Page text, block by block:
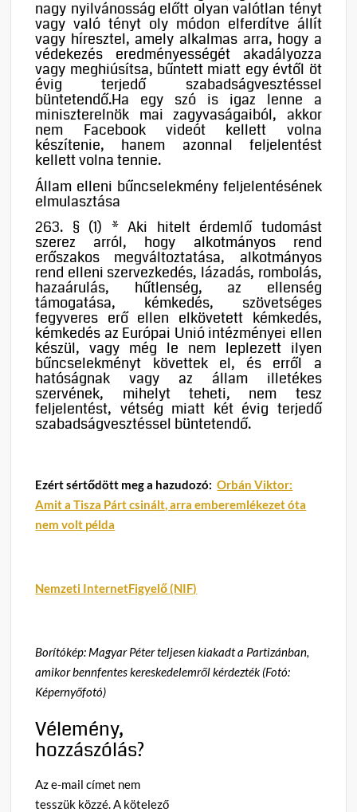
nagy nyilvánosság előtt olyan valótlan tényt
vagy való tényt oly módon elferdítve állít
vagy híresztel, amely alkalmas arra, hogy a
védekezés eredményességét akadályozza
vagy meghiúsítsa, bűntett miatt egy évtől öt
évig terjedő szabadságvesztéssel
büntetendő.Ha egy szó is igaz lenne a
miniszterelnök mai zagyvaságaiból, akkor
nem Facebook videót kellett volna
készítenie, hanem azonnal feljelentést
kellett volna tennie.
Állam elleni bűncselekmény feljelentésének
elmulasztása
263. § (1) * Aki hitelt érdemlő tudomást
szerez arról, hogy alkotmányos rend
erőszakos megváltoztatása, alkotmányos
rend elleni szervezkedés, lázadás, rombolás,
hazaárulás, hűtlenség, az ellenség
támogatása, kémkedés, szövetséges
fegyveres erő ellen elkövetett kémkedés,
kémkedés az Európai Unió intézményei ellen
készül, vagy még le nem leplezett ilyen
bűncselekményt követtek el, és erről a
hatóságnak vagy az állam illetékes
szervének, mihelyt teheti, nem tesz
feljelentést, vétség miatt két évig terjedő
szabadságvesztéssel büntetendő.
Ezért sértődött meg a hazudozó:Orbán Viktor:
Amit a Tisza Párt csinált, arra emberemlékezet óta
nem volt példa
Nemzeti InternetFigyelő (NIF)
Borítókép: Magyar Péter teljesen kiakadt a Partizánban,
amikor bennfentes kereskedelemről kérdezték (Fotó:
Képernyőfotó)
Vélemény,
hozzászólás?
Az e-mail címet nem
tesszük közzé.A kötelező